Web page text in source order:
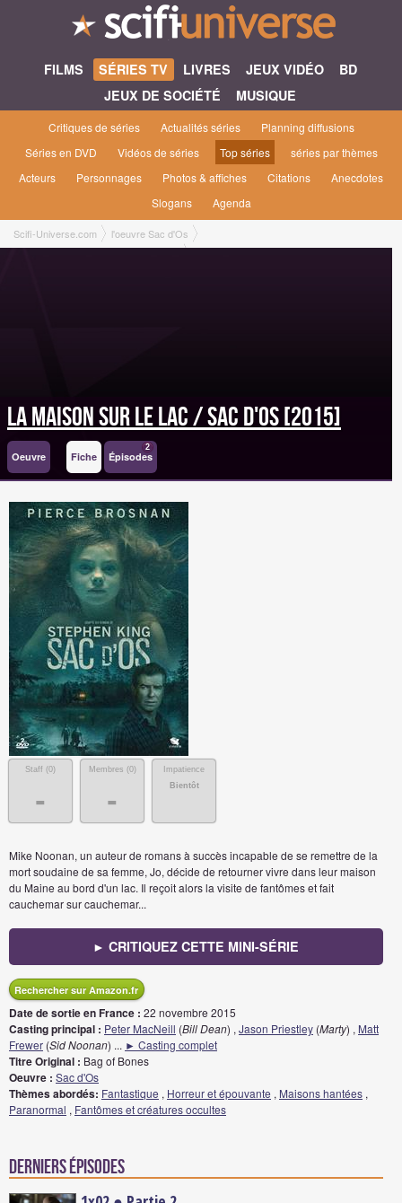
FILMS SÉRIES TV LIVRES JEUX VIDÉO
BD
JEUX DE SOCIÉTÉ
MUSIQUE
Critiques de séries Actualités séries
Planning diffusions
Séries en DVD
Vidéos de séries Top séries
séries par thèmes
Acteurs
Personnages Photos & affiches Citations
Anecdotes
Slogans
Agenda
Scifi-Universe.com
l'oeuvre Sac d'Os
La Maison sur le Lac / Sac d'os [2015]
La Maison sur le Lac / Sac d'os [2015]
Oeuvre Fiche Épisodes
2
Staff (0)
-
Membres (0)
-
Impatience
Bientôt
Mike Noonan, un auteur de romans à succès incapable de se remettre de la
mort soudaine de sa femme, Jo, décide de retourner vivre dans leur maison
du Maine au bord d'un lac. Il reçoit alors la visite de fantômes et fait
cauchemar sur cauchemar...
► CRITIQUEZ CETTE MINI-SÉRIE
Rechercher sur Amazon.fr
Date de sortie en France : 22 novembre 2015
Casting principal : Peter MacNeill (Bill Dean) , Jason Priestley (Marty) , Matt
Frewer (Sid Noonan) ... ► Casting complet
Titre Original : Bag of Bones
Oeuvre : Sac d'Os
Thèmes abordés: Fantastique , Horreur et épouvante , Maisons hantées ,
Paranormal , Fantômes et créatures occultes
Derniers épisodes